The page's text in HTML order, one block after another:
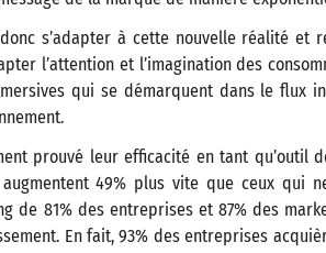
s’adapter à cette nouvelle réalité et
l’attention et l’imagination des
qui se démarquent dans le flux
prouvé leur efficacité en tant qu’outil
49% plus vite que ceux qui
de 81% des entreprises et 87% des
En fait, 93% des entreprises